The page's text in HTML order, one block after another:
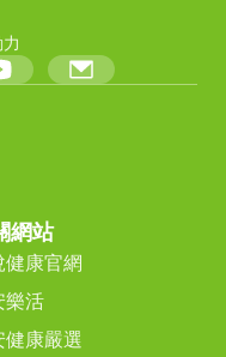
網站
健康官網
樂活
健康嚴選